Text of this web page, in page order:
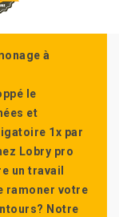
à
le
et
1x par
Lobry pro
un travail
ramoner votre
Notre